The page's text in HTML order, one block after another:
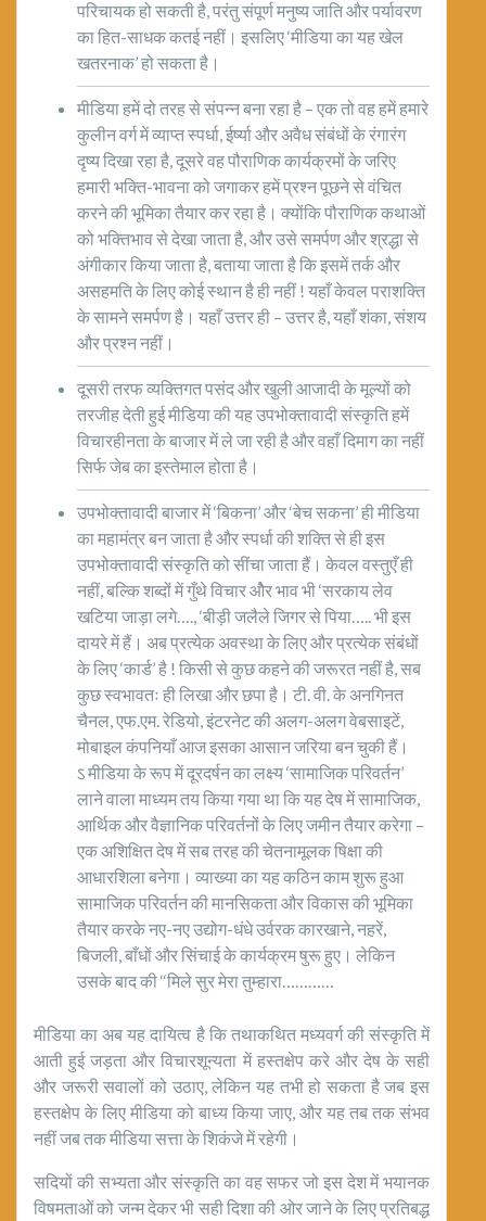
परिचायक हो सकती है, परंतु संपूर्ण मनुष्य जाति और पर्यावरण
का हित-साधक कतई नहीं। इसलिए ‘मीडिया का यह खेल
खतरनाक’ हो सकता है।
मीडिया हमें दो तरह से संपन्न बना रहा है – एक तो वह हमें हमारे
कुलीन वर्ग में व्याप्त स्पर्धा, ईर्ष्या और अवैध संबंधों के रंगारंग
दृष्य दिखा रहा है, दूसरे वह पौराणिक कार्यक्रमों के जरिए
हमारी भक्ति-भावना को जगाकर हमें प्रश्न पूछने से वंचित
करने की भूमिका तैयार कर रहा है। क्योंकि पौराणिक कथाओं
को भक्तिभाव से देखा जाता है, और उसे समर्पण और श्रद्धा से
अंगीकार किया जाता है, बताया जाता है कि इसमें तर्क और
असहमति के लिए कोई स्थान है ही नहीं ! यहाँ केवल पराशक्ति
के सामने समर्पण है। यहाँ उत्तर ही – उत्तर है, यहाँ शंका, संशय
और प्रश्न नहीं।
दूसरी तरफ व्यक्तिगत पसंद और खुली आजादी के मूल्यों को
तरजीह देती हुई मीडिया की यह उपभोक्तावादी संस्कृति हमें
विचारहीनता के बाजार में ले जा रही है और वहाँ दिमाग का नहीं
सिर्फ जेब का इस्तेमाल होता है।
उपभोक्तावादी बाजार में ‘बिकना’ और ‘बेच सकना’ ही मीडिया
का महामंत्र बन जाता है और स्पर्धा की शक्ति से ही इस
उपभोक्तावादी संस्कृति को सींचा जाता हैं। केवल वस्तुएँ ही
नहीं, बल्कि शब्दों में गुँथे विचार ओैर भाव भी ‘सरकाय लेव
खटिया जाड़ा लगे…., ‘बीड़ी जलैले जिगर से पिया….. भी इस
दायरे में हैं। अब प्रत्येक अवस्था के लिए और प्रत्येक संबंधों
के लिए ‘कार्ड’ है ! किसी से कुछ कहने की जरूरत नहीं है, सब
कुछ स्वभावतः ही लिखा और छपा है। टी. वी. के अनगिनत
चैनल, एफ.एम. रेडियो, इंटरनेट की अलग-अलग वेबसाइटें,
मोबाइल कंपनियाँ आज इसका आसान जरिया बन चुकी हैं।
ऽ मीडिया के रूप में दूरदर्षन का लक्ष्य ‘सामाजिक परिवर्तन’
लाने वाला माध्यम तय किया गया था कि यह देष में सामाजिक,
आर्थिक और वैज्ञानिक परिवर्तनों के लिए जमीन तैयार करेगा –
एक अशिक्षित देष में सब तरह की चेतनामूलक षिक्षा की
आधारशिला बनेगा। व्याख्या का यह कठिन काम शुरू हुआ
सामाजिक परिवर्तन की मानसिकता और विकास की भूमिका
तैयार करके नए-नए उद्योग-धंधे उर्वरक कारखाने, नहरें,
बिजली, बाँधों और सिंचाई के कार्यक्रम षुरू हुए। लेकिन
उसके बाद की ‘‘मिले सुर मेरा तुम्हारा…………
मीडिया का अब यह दायित्व है कि तथाकथित मध्यवर्ग की संस्कृति में
आती हुई जड़ता और विचारशून्यता में हस्तक्षेप करे और देष के सही
और जरूरी सवालों को उठाए, लेकिन यह तभी हो सकता है जब इस
हस्तक्षेप के लिए मीडिया को बाध्य किया जाए, और यह तब तक संभव
नहीं जब तक मीडिया सत्ता के शिकंजे में रहेगी।
सदियों की सभ्यता और संस्कृति का वह सफर जो इस देश में भयानक
विषमताओं को जन्म देकर भी सही दिशा की ओर जाने के लिए प्रतिबद्ध